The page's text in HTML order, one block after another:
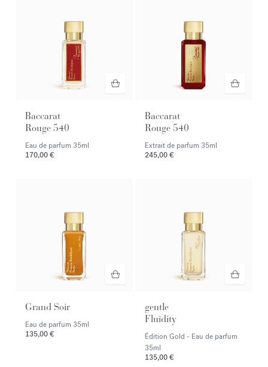
Baccarat
Rouge 540
Eau de parfum 35ml
170,00 €
Baccarat
Rouge 540
Extrait de parfum 35ml
245,00 €
Grand Soir
Eau de parfum 35ml
135,00 €
gentle
Fluidity
Édition Gold - Eau de parfum
35ml
135,00 €